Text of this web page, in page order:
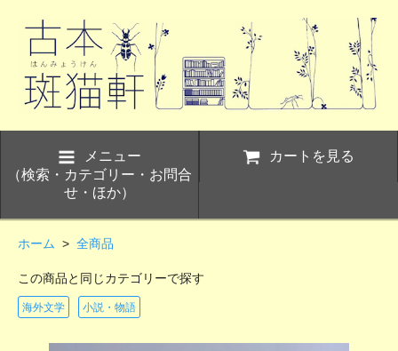
メニュー
（検索・カテゴリー・お問合
せ・ほか）
カートを見る
ホーム > 全商品
この商品と同じカテゴリーで探す
海外文学 小説・物語